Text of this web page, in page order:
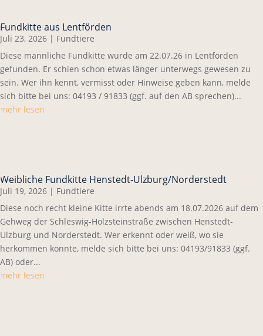
Fundkitte aus Lentförden
Juli 23, 2026 | Fundtiere
Diese männliche Fundkitte wurde am 22.07.26 in Lentförden
gefunden. Er schien schon etwas länger unterwegs gewesen zu
sein. Wer ihn kennt, vermisst oder Hinweise geben kann, melde
sich bitte bei uns: 04193 / 91833 (ggf. auf den AB sprechen)...
mehr lesen
Weibliche Fundkitte Henstedt-Ulzburg/Norderstedt
Juli 19, 2026 | Fundtiere
Diese noch recht kleine Kitte irrte abends am 18.07.2026 auf dem
Gehweg der Schleswig-Holzsteinstraße zwischen Henstedt-
Ulzburg und Norderstedt. Wer erkennt oder weiß, wo sie
herkommen könnte, melde sich bitte bei uns: 04193/91833 (ggf.
AB) oder...
mehr lesen